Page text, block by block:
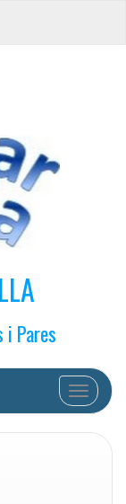
i Pares
Cambiar